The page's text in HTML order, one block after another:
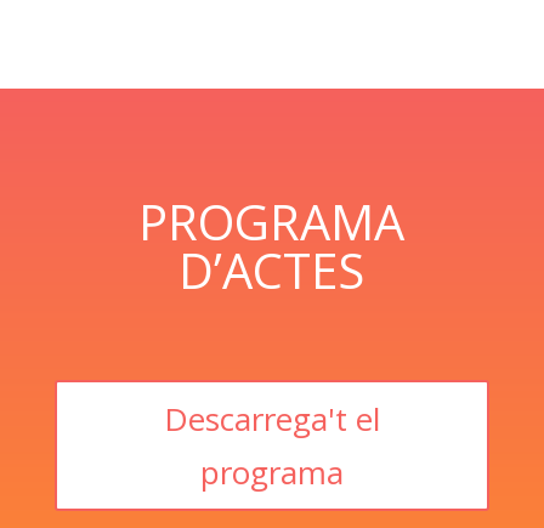
PROGRAMA
D’ACTES
Descarrega't el
programa